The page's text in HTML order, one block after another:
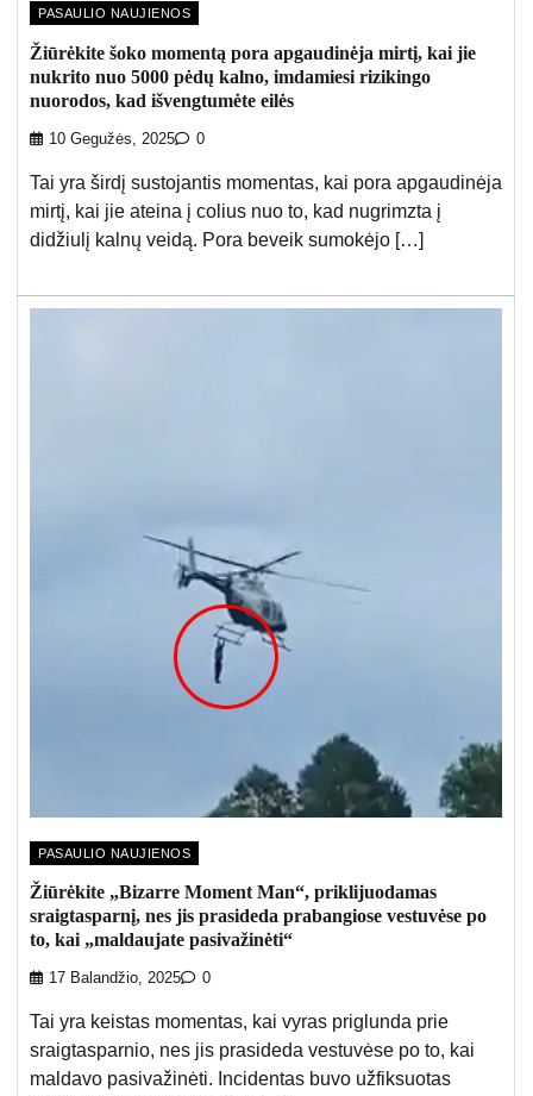
PASAULIO NAUJIENOS
Žiūrėkite šoko momentą pora apgaudinėja mirtį, kai jie
nukrito nuo 5000 pėdų kalno, imdamiesi rizikingo
nuorodos, kad išvengtumėte eilės
10 Gegužės, 2025 0
Tai yra širdį sustojantis momentas, kai pora apgaudinėja
mirtį, kai jie ateina į colius nuo to, kad nugrimzta į
didžiulį kalnų veidą. Pora beveik sumokėjo […]
PASAULIO NAUJIENOS
Žiūrėkite „Bizarre Moment Man“, priklijuodamas
sraigtasparnį, nes jis prasideda prabangiose vestuvėse po
to, kai „maldaujate pasivažinėti“
17 Balandžio, 2025 0
Tai yra keistas momentas, kai vyras priglunda prie
sraigtasparnio, nes jis prasideda vestuvėse po to, kai
maldavo pasivažinėti. Incidentas buvo užfiksuotas